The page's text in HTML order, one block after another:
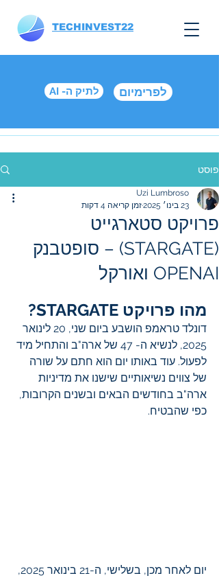
TECHINVEST22
AI -לתיק ה לפרימיום
פוסט
פרויקט סטארגייט
(STARGATE) – סופטבנק
OPENAI ואורקל
Uzi Lumbroso
23 בינו׳ 2025
זמן קריאה 4 דקות
מהו פרויקט STARGATE?
דונלד טראמפ הושבע ביום שני, 20 לינואר
2025, לנשיא ה- 47 של ארה"ב והתחיל מיד
לפעול. עוד באותו יום הוא חתם על שורה
של צווים נשיאותיים שישנו את מדיניות
ארה"ב בחודשים הבאים ובשנים הקרובות,
כפי שהבטיח.
יום לאחר מכן, בשלישי, ה-21 בינואר 2025,